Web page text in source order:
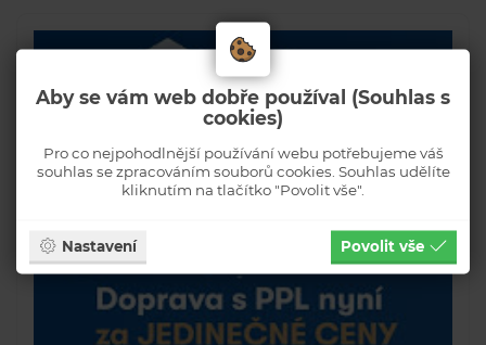
Aby se vám web dobře používal (Souhlas s
cookies)
Pro co nejpohodlnější používání webu potřebujeme váš
souhlas se zpracováním souborů cookies. Souhlas udělíte
kliknutím na tlačítko "Povolit vše".
Nastavení Povolit vše